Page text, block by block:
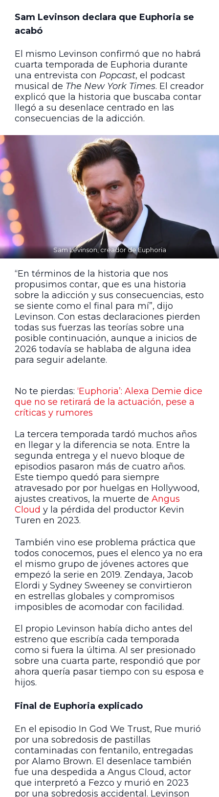
Sam Levinson declara que Euphoria se
acabó
El mismo Levinson confirmó que no habrá
cuarta temporada de Euphoria durante
una entrevista con Popcast, el podcast
musical de The New York Times. El creador
explicó que la historia que buscaba contar
llegó a su desenlace centrado en las
consecuencias de la adicción.
Sam Levinson, creador de Euphoria
“En términos de la historia que nos
propusimos contar, que es una historia
sobre la adicción y sus consecuencias, esto
se siente como el final para mí”, dijo
Levinson. Con estas declaraciones pierden
todas sus fuerzas las teorías sobre una
posible continuación, aunque a inicios de
2026 todavía se hablaba de alguna idea
para seguir adelante.
No te pierdas: ‘Euphoria’: Alexa Demie dice
que no se retirará de la actuación, pese a
críticas y rumores
La tercera temporada tardó muchos años
en llegar y la diferencia se nota. Entre la
segunda entrega y el nuevo bloque de
episodios pasaron más de cuatro años.
Este tiempo quedó para siempre
atravesado por por huelgas en Hollywood,
ajustes creativos, la muerte de Angus
Cloud y la pérdida del productor Kevin
Turen en 2023.
También vino ese problema práctica que
todos conocemos, pues el elenco ya no era
el mismo grupo de jóvenes actores que
empezó la serie en 2019. Zendaya, Jacob
Elordi y Sydney Sweeney se convirtieron
en estrellas globales y compromisos
imposibles de acomodar con facilidad.
El propio Levinson había dicho antes del
estreno que escribía cada temporada
como si fuera la última. Al ser presionado
sobre una cuarta parte, respondió que por
ahora quería pasar tiempo con su esposa e
hijos.
Final de Euphoria explicado
En el episodio In God We Trust, Rue murió
por una sobredosis de pastillas
contaminadas con fentanilo, entregadas
por Alamo Brown. El desenlace también
fue una despedida a Angus Cloud, actor
que interpretó a Fezco y murió en 2023
por una sobredosis accidental. Levinson